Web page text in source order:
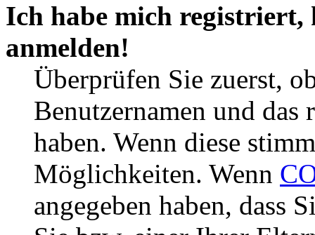
Ich habe mich
anmelden!
Überprüfen Sie zuerst,
Benutzernamen und das
haben. Wenn diese
Möglichkeiten. Wenn
angegeben haben, dass